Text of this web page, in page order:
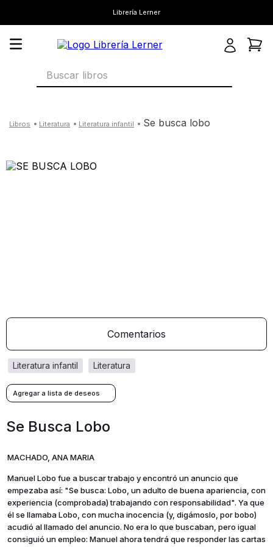
Librería Lerner
Buscar libros
literatura literatura infantil se busca lobo
Comentarios
literatura
literatura infantil
Se Busca Lobo
MACHADO, ANA MARIA
Manuel Lobo fue a buscar trabajo y encontró un anuncio que
empezaba así: "Se busca: Lobo, un adulto de buena apariencia, con
experiencia (comprobada) trabajando con responsabilidad". Ya que
él se llamaba Lobo, con mucha inocencia (y, digámoslo, por bobo)
acudió al llamado del anuncio. No era lo que buscaban, pero igual
consiguió un empleo: Manuel ahora tendrá que responder las cartas